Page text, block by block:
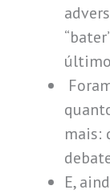
mais:
E,